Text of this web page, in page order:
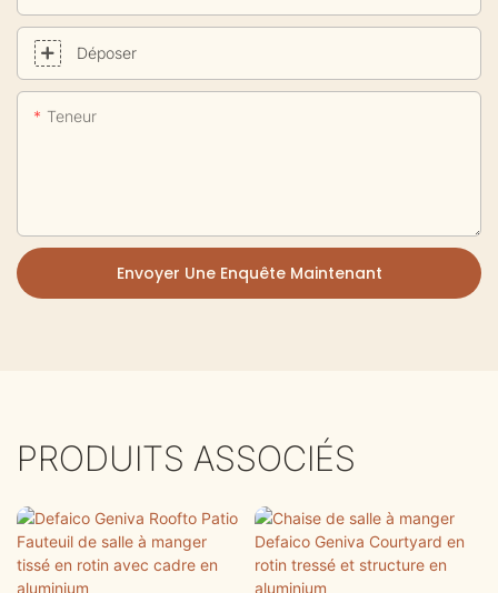
Déposer
Teneur
Envoyer Une Enquête Maintenant
PRODUITS ASSOCIÉS